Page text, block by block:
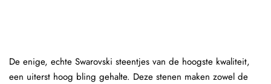
De enige, echte Swarovski steentjes van de hoogste kwaliteit,
een uiterst hoog bling gehalte. Deze stenen maken zowel de